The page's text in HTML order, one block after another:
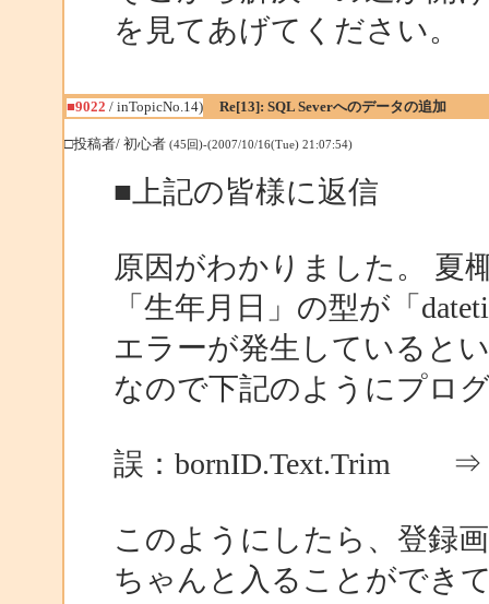
を見てあげてください。
■9022 / inTopicNo.14) Re[13]: SQL Severへのデータの追加
□投稿者/ 初心者 (45回)-(2007/10/16(Tue) 21:07:54)
■上記の皆様に返信
原因がわかりました。 夏
「生年月日」の型が「
エラーが発生していると
なので下記のようにプロ
誤：bornID.Text.Trim ⇒
このようにしたら、登録
ちゃんと入ることができ